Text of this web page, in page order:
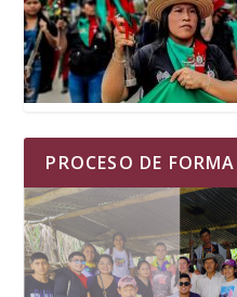
PROCESO DE